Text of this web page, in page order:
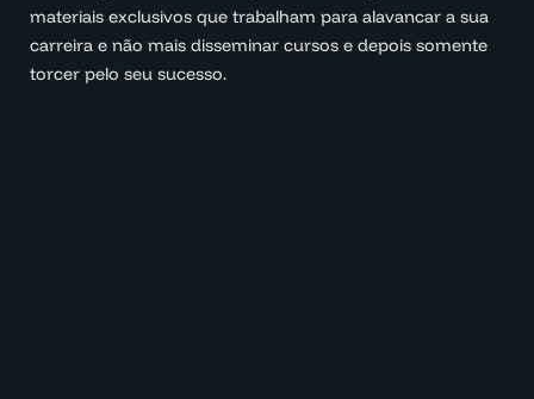
materiais exclusivos que trabalham para alavancar a sua
carreira e não mais disseminar cursos e depois somente
torcer pelo seu sucesso.